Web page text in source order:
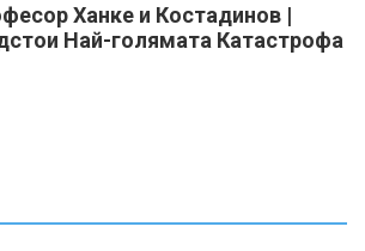
Ханке и Костадинов |
Най-голямата Катастрофа